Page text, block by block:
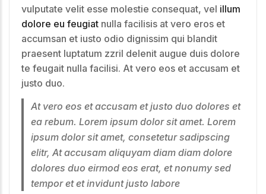
vulputate velit esse molestie consequat, vel illum
dolore eu feugiat nulla facilisis at vero eros et
accumsan et iusto odio dignissim qui blandit
praesent luptatum zzril delenit augue duis dolore
te feugait nulla facilisi. At vero eos et accusam et
justo duo.
At vero eos et accusam et justo duo dolores et
ea rebum. Lorem ipsum dolor sit amet. Lorem
ipsum dolor sit amet, consetetur sadipscing
elitr, At accusam aliquyam diam diam dolore
dolores duo eirmod eos erat, et nonumy sed
tempor et et invidunt justo labore